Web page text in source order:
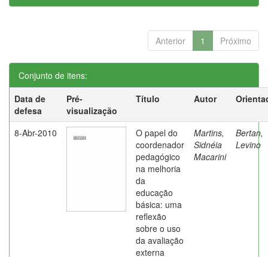
Anterior 1 Próximo
Conjunto de itens:
Data de
defesa
Pré-
visualização
Título Autor
8-Abr-2010
O papel do
coordenador
pedagógico
na melhoria
da
educação
básica: uma
reflexão
sobre o uso
da avaliação
externa
Martins,
Sidnéia
Macarini
Bertan,
Levino